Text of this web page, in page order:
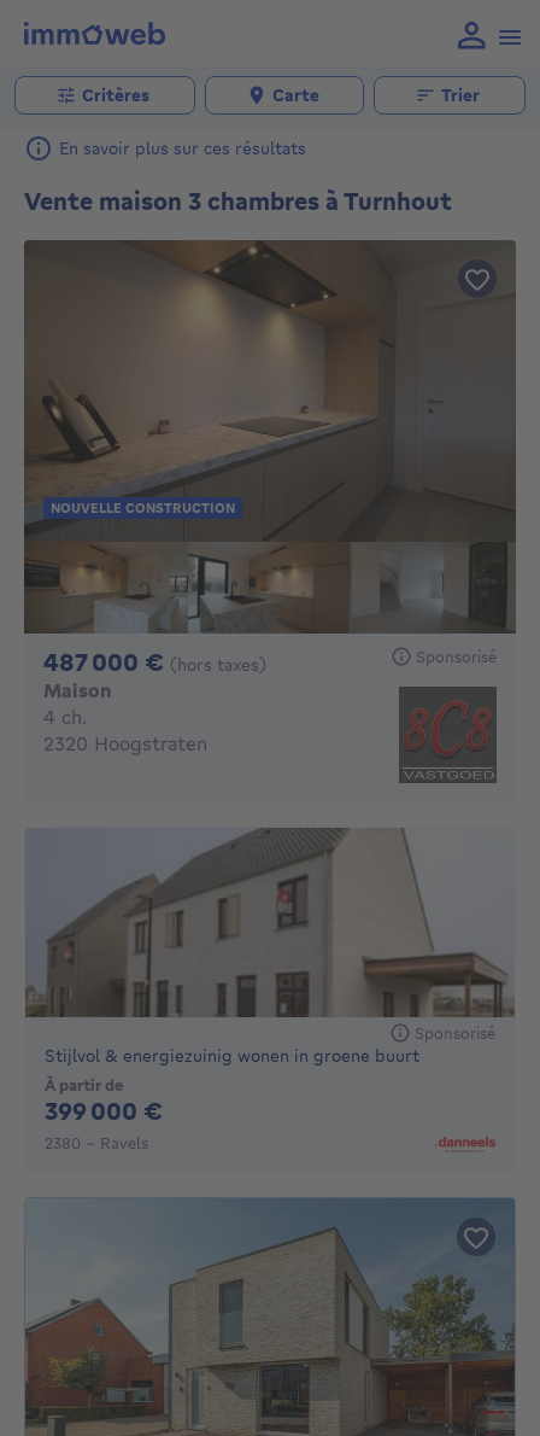
Critères Carte Trier
En savoir plus sur ces résultats
Vente maison 3 chambres à Turnhout
NOUVELLE CONSTRUCTION
487 000 € 487000€
(hors taxes) Sponsorisé
Maison
4 ch.
2320 Hoogstraten
Sponsorisé
Stijlvol & energiezuinig wonen in groene buurt
À partir de
399 000 €
2380 - Ravels